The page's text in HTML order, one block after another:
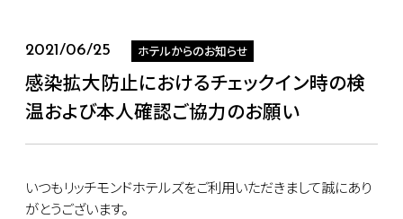
2021/06/25 ホテルからのお知らせ
感染拡大防止におけるチェックイン時の検
温および本人確認ご協力のお願い
いつもリッチモンドホテルズをご利用いただきまして誠にあり
がとうございます。